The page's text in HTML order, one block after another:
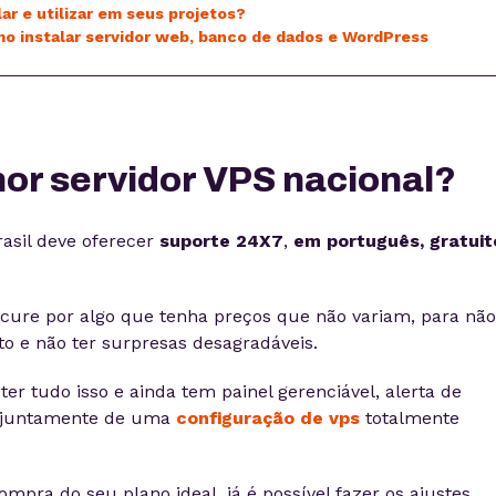
e utilizar em seus projetos?
instalar servidor web, banco de dados e WordPress
servidor VPS nacional?
deve oferecer suporte 24X7, em português,
por algo que tenha preços que não variam, para não
e não ter surpresas desagradáveis.
tudo isso e ainda tem painel gerenciável, alerta de
de uma configuração de vpstotalmente